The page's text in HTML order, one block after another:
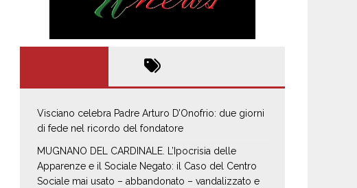
Visciano celebra Padre Arturo D’Onofrio: due giorni
di fede nel ricordo del fondatore
MUGNANO DEL CARDINALE. L’Ipocrisia delle
Apparenze e il Sociale Negato: il Caso del Centro
Sociale mai usato – abbandonato – vandalizzato e